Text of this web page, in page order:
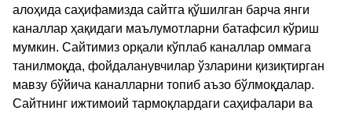
алоҳида саҳифамизда сайтга қўшилган барча янги
каналлар ҳақидаги маълумотларни батафсил кўриш
мумкин. Сайтимиз орқали кўплаб каналлар оммага
танилмоқда, фойдаланувчилар ўзларини қизиқтирган
мавзу бўйича каналларни топиб аъзо бўлмоқдалар.
Сайтнинг ижтимоий тармоқлардаги саҳифалари ва